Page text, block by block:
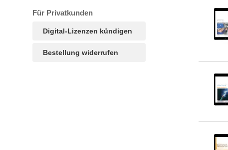
Für Privatkunden
Digital-Lizenzen kündigen
Bestellung widerrufen